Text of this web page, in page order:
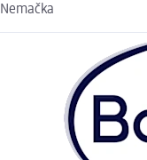
Nemačka